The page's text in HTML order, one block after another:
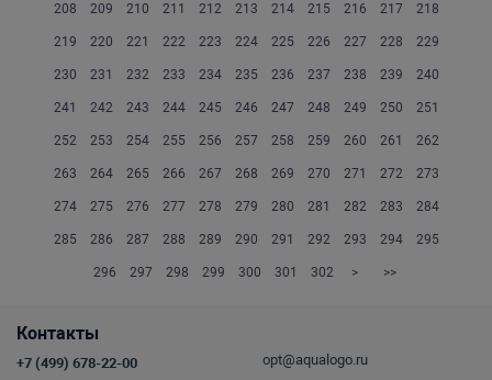
208 209 210 211 212 213 214 215 216 217 218
219 220 221 222 223 224 225 226 227 228 229
230 231 232 233 234 235 236 237 238 239 240
241 242 243 244 245 246 247 248 249 250 251
252 253 254 255 256 257 258 259 260 261 262
263 264 265 266 267 268 269 270 271 272 273
274 275 276 277 278 279 280 281 282 283 284
285 286 287 288 289 290 291 292 293 294 295
296 297 298 299 300 301 302 > >>
Контакты
+7 (499) 678-22-00
opt@aqualogo.ru